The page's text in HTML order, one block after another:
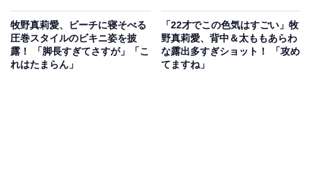
牧野真莉愛、ビーチに寝そべる
圧巻スタイルのビキニ姿を披
露！ 「脚長すぎてさすが」「こ
れはたまらん」
「22才でこの色気はすごい」牧
野真莉愛、背中＆太ももあらわ
な露出多すぎショット！ 「攻め
てますね」